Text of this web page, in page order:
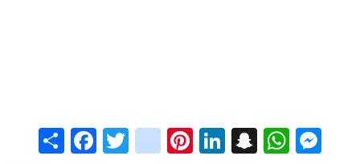
ShareFacebook
Twitter
instagram
Pinterest
LinkedIn
Snapchat